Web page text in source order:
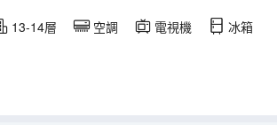
13-14層 空調 電視機 冰箱